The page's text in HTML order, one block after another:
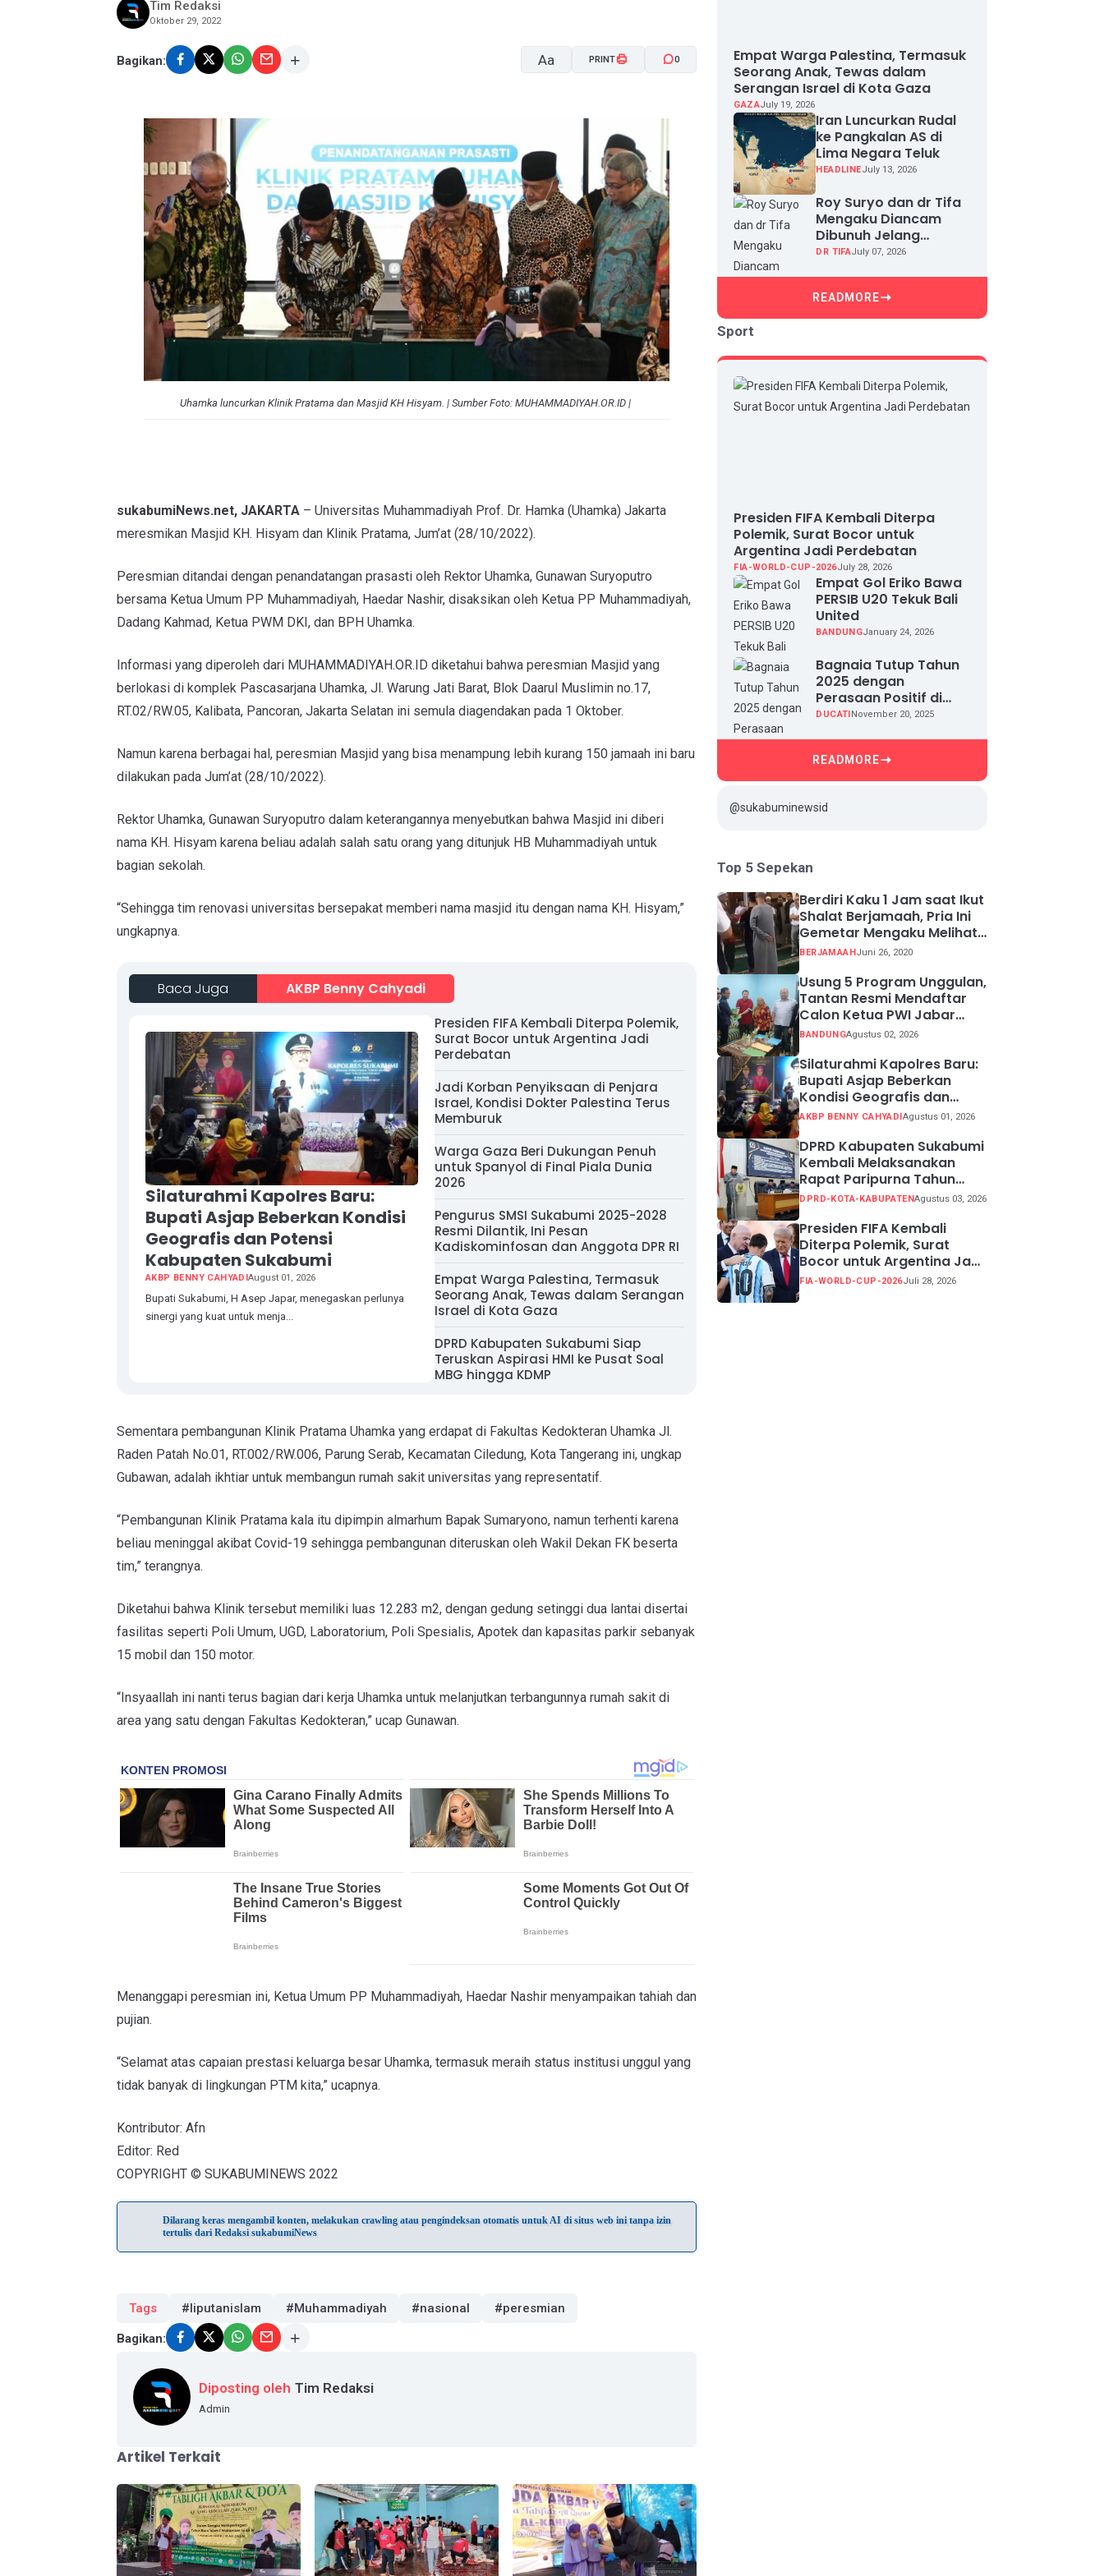
Tim Redaksi
Oktober 29, 2022
Bagikan: Aa
A+
PRINT 0
Uhamka luncurkan Klinik Pratama dan Masjid KH Hisyam. | Sumber Foto: MUHAMMADIYAH.OR.ID |
sukabumiNews.net, JAKARTA – Universitas Muhammadiyah Prof. Dr. Hamka (Uhamka) Jakarta
meresmikan Masjid KH. Hisyam dan Klinik Pratama, Jum’at (28/10/2022).
Peresmian ditandai dengan penandatangan prasasti oleh Rektor Uhamka, Gunawan Suryoputro
bersama Ketua Umum PP Muhammadiyah, Haedar Nashir, disaksikan oleh Ketua PP Muhammadiyah,
Dadang Kahmad, Ketua PWM DKI, dan BPH Uhamka.
Informasi yang diperoleh dari MUHAMMADIYAH.OR.ID diketahui bahwa peresmian Masjid yang
berlokasi di komplek Pascasarjana Uhamka, Jl. Warung Jati Barat, Blok Daarul Muslimin no.17,
RT.02/RW.05, Kalibata, Pancoran, Jakarta Selatan ini semula diagendakan pada 1 Oktober.
Namun karena berbagai hal, peresmian Masjid yang bisa menampung lebih kurang 150 jamaah ini baru
dilakukan pada Jum’at (28/10/2022).
Rektor Uhamka, Gunawan Suryoputro dalam keterangannya menyebutkan bahwa Masjid ini diberi
nama KH. Hisyam karena beliau adalah salah satu orang yang ditunjuk HB Muhammadiyah untuk
bagian sekolah.
“Sehingga tim renovasi universitas bersepakat memberi nama masjid itu dengan nama KH. Hisyam,”
ungkapnya.
Baca Juga AKBP Benny Cahyadi
Silaturahmi Kapolres Baru:
Bupati Asjap Beberkan Kondisi
Geografis dan Potensi
Kabupaten Sukabumi
AKBP BENNY CAHYADIAugust 01, 2026
Bupati Sukabumi, H Asep Japar, menegaskan perlunya
sinergi yang kuat untuk menja...
Presiden FIFA Kembali Diterpa Polemik,
Surat Bocor untuk Argentina Jadi
Perdebatan
Jadi Korban Penyiksaan di Penjara
Israel, Kondisi Dokter Palestina Terus
Memburuk
Warga Gaza Beri Dukungan Penuh
untuk Spanyol di Final Piala Dunia
2026
Pengurus SMSI Sukabumi 2025-2028
Resmi Dilantik, Ini Pesan
Kadiskominfosan dan Anggota DPR RI
Empat Warga Palestina, Termasuk
Seorang Anak, Tewas dalam Serangan
Israel di Kota Gaza
DPRD Kabupaten Sukabumi Siap
Teruskan Aspirasi HMI ke Pusat Soal
MBG hingga KDMP
Sementara pembangunan Klinik Pratama Uhamka yang erdapat di Fakultas Kedokteran Uhamka Jl.
Raden Patah No.01, RT.002/RW.006, Parung Serab, Kecamatan Ciledung, Kota Tangerang ini, ungkap
Gubawan, adalah ikhtiar untuk membangun rumah sakit universitas yang representatif.
“Pembangunan Klinik Pratama kala itu dipimpin almarhum Bapak Sumaryono, namun terhenti karena
beliau meninggal akibat Covid-19 sehingga pembangunan diteruskan oleh Wakil Dekan FK beserta
tim,” terangnya.
Diketahui bahwa Klinik tersebut memiliki luas 12.283 m2, dengan gedung setinggi dua lantai disertai
fasilitas seperti Poli Umum, UGD, Laboratorium, Poli Spesialis, Apotek dan kapasitas parkir sebanyak
15 mobil dan 150 motor.
“Insyaallah ini nanti terus bagian dari kerja Uhamka untuk melanjutkan terbangunnya rumah sakit di
area yang satu dengan Fakultas Kedokteran,” ucap Gunawan.
Menanggapi peresmian ini, Ketua Umum PP Muhammadiyah, Haedar Nashir menyampaikan tahiah dan
pujian.
“Selamat atas capaian prestasi keluarga besar Uhamka, termasuk meraih status institusi unggul yang
tidak banyak di lingkungan PTM kita,” ucapnya.
Kontributor: Afn
Editor: Red
COPYRIGHT © SUKABUMINEWS 2022
Dilarang keras mengambil konten, melakukan crawling atau pengindeksan otomatis untuk AI di situs web ini tanpa izin
tertulis dari Redaksi sukabumiNews
Tags #liputanislam #Muhammadiyah #nasional #peresmian
Bagikan:
Diposting oleh Tim Redaksi
Admin
Artikel Terkait
Empat Warga Palestina, Termasuk
Seorang Anak, Tewas dalam
Serangan Israel di Kota Gaza
GAZAJuly 19, 2026
Iran Luncurkan Rudal
ke Pangkalan AS di
Lima Negara Teluk
HEADLINEJuly 13, 2026
Roy Suryo dan dr Tifa
Mengaku Diancam
Dibunuh Jelang
Sidang, Klaim Ada
DR TIFAJuly 07, 2026
READMORE
Sport
Presiden FIFA Kembali Diterpa
Polemik, Surat Bocor untuk
Argentina Jadi Perdebatan
FIA-WORLD-CUP-2026July 28, 2026
Empat Gol Eriko Bawa
PERSIB U20 Tekuk Bali
United
BANDUNGJanuary 24, 2026
Bagnaia Tutup Tahun
2025 dengan
Perasaan Positif di
Valencia Test
DUCATINovember 20, 2025
READMORE
@sukabuminewsid
Top 5 Sepekan
Berdiri Kaku 1 Jam saat Ikut
Shalat Berjamaah, Pria Ini
Gemetar Mengaku Melihat
Api ketika Sadar
BERJAMAAHJuni 26, 2020
Usung 5 Program Unggulan,
Tantan Resmi Mendaftar
Calon Ketua PWI Jabar
2026-2031
BANDUNGAgustus 02, 2026
Silaturahmi Kapolres Baru:
Bupati Asjap Beberkan
Kondisi Geografis dan
Potensi Kabupaten
AKBP BENNY CAHYADIAgustus 01, 2026
DPRD Kabupaten Sukabumi
Kembali Melaksanakan
Rapat Paripurna Tahun
Sidang 2026
DPRD-KOTA-KABUPATENAgustus 03, 2026
Presiden FIFA Kembali
Diterpa Polemik, Surat
Bocor untuk Argentina Jadi
Perdebatan
FIA-WORLD-CUP-2026Juli 28, 2026